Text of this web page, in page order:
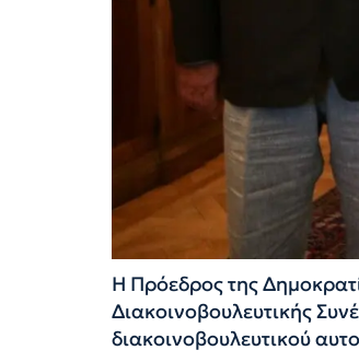
Η Πρόεδρος της
Διακοινοβουλευτικής
διακοινοβουλευτικού